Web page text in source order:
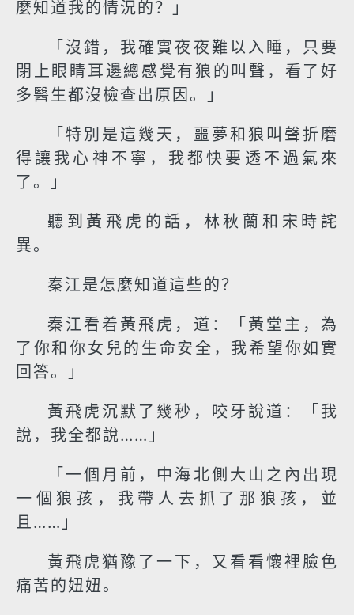
麼知道我的情況的？」
「沒錯，我確實夜夜難以入睡，只要
閉上眼睛耳邊總感覺有狼的叫聲，看了好
多醫生都沒檢查出原因。」
「特別是這幾天，噩夢和狼叫聲折磨
得讓我心神不寧，我都快要透不過氣來
了。」
聽到黃飛虎的話，林秋蘭和宋時詫
異。
秦江是怎麼知道這些的？
秦江看着黃飛虎，道：「黃堂主，為
了你和你女兒的生命安全，我希望你如實
回答。」
黃飛虎沉默了幾秒，咬牙說道：「我
說，我全都說……」
「一個月前，中海北側大山之內出現
一個狼孩，我帶人去抓了那狼孩，並
且……」
黃飛虎猶豫了一下，又看看懷裡臉色
痛苦的妞妞。